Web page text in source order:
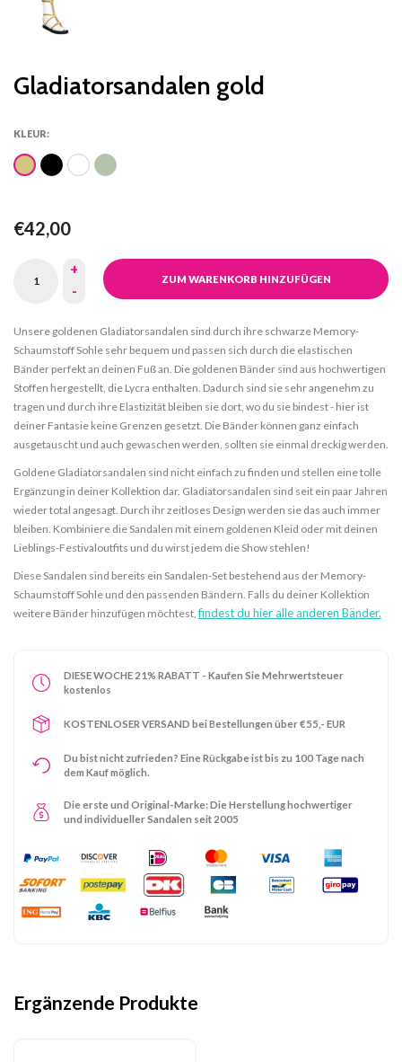
Gladiatorsandalen gold
KLEUR:
€42,00
+
-
ZUM WARENKORB HINZUFÜGEN
Unsere goldenen Gladiatorsandalen sind durch ihre schwarze Memory-
Schaumstoff Sohle sehr bequem und passen sich durch die elastischen
Bänder perfekt an deinen Fuß an. Die goldenen Bänder sind aus hochwertigen
Stoffen hergestellt, die Lycra enthalten. Dadurch sind sie sehr angenehm zu
tragen und durch ihre Elastizität bleiben sie dort, wo du sie bindest - hier ist
deiner Fantasie keine Grenzen gesetzt. Die Bänder können ganz einfach
ausgetauscht und auch gewaschen werden, sollten sie einmal dreckig werden.
Goldene Gladiatorsandalen sind nicht einfach zu finden und stellen eine tolle
Ergänzung in deiner Kollektion dar. Gladiatorsandalen sind seit ein paar Jahren
wieder total angesagt. Durch ihr zeitloses Design werden sie das auch immer
bleiben. Kombiniere die Sandalen mit einem goldenen Kleid oder mit deinen
Lieblings-Festivaloutfits und du wirst jedem die Show stehlen!
Diese Sandalen sind bereits ein Sandalen-Set bestehend aus der Memory-
Schaumstoff Sohle und den passenden Bändern. Falls du deiner Kollektion
weitere Bänder hinzufügen möchtest,findest du hier alle anderen Bänder.
DIESE WOCHE 21% RABATT - Kaufen Sie Mehrwertsteuer
kostenlos
KOSTENLOSER VERSAND bei Bestellungen über €55,- EUR
Du bist nicht zufrieden? Eine Rückgabe ist bis zu 100 Tage nach
dem Kauf möglich.
Die erste und Original-Marke: Die Herstellung hochwertiger
und individueller Sandalen seit 2005
Ergänzende Produkte